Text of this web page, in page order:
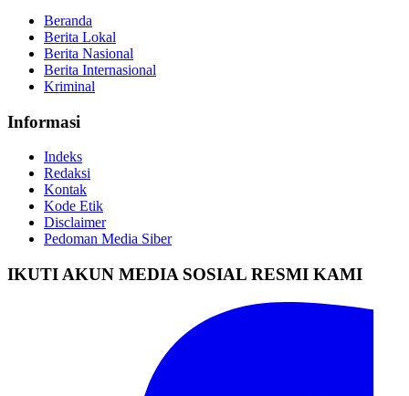
Beranda
Berita Lokal
Berita Nasional
Berita Internasional
Kriminal
Informasi
Indeks
Redaksi
Kontak
Kode Etik
Disclaimer
Pedoman Media Siber
IKUTI AKUN MEDIA SOSIAL RESMI KAMI